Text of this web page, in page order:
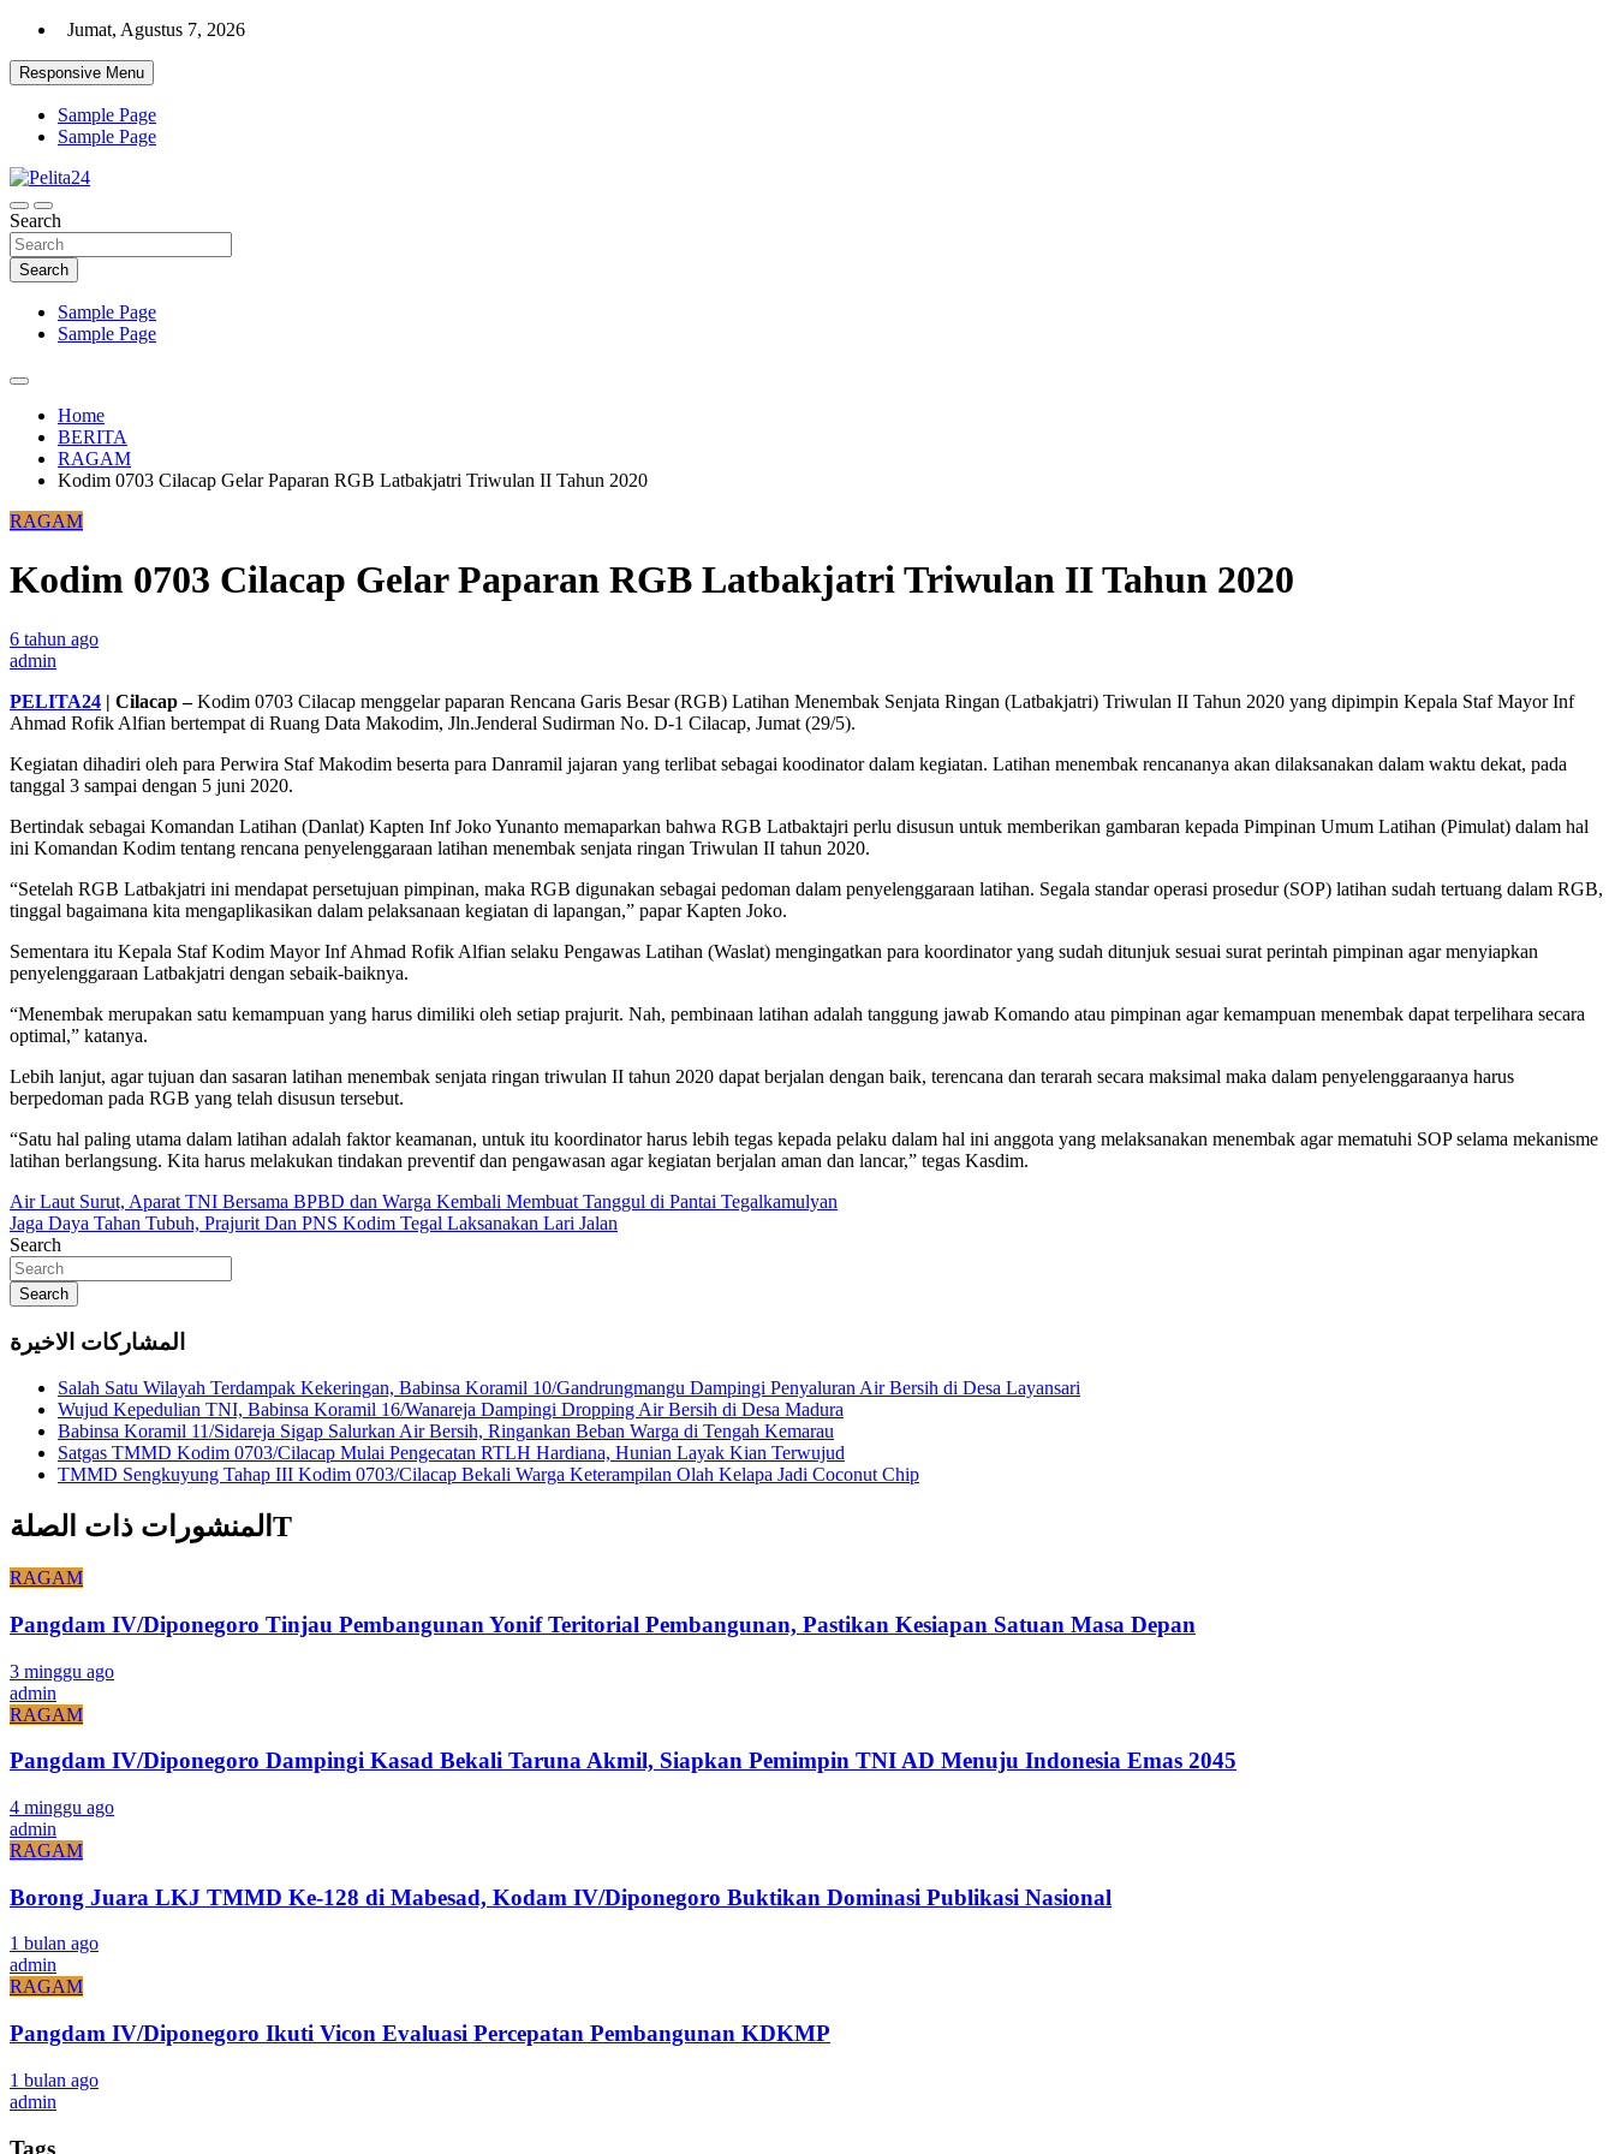
Skip
content
Jumat, Agustus 7, 2026
Responsive Menu
Sample Page
Sample Page
Pelita24
Aktual, Mendalam dan Terpercaya
Search
Search
Sample Page
Sample Page
Home
BERITA
RAGAM
Kodim 0703 Cilacap Gelar Paparan RGB Latbakjatri Triwulan II Tahun 2020
RAGAM
Kodim 0703 Cilacap Gelar Paparan RGB Latbakjatri Triwulan II Tahun 2020
6 tahun ago
admin
PELITA24 | Cilacap –Kodim 0703 Cilacap menggelar paparan Rencana Garis Besar (RGB) Latihan Menembak Senjata Ringan (Latbakjatri) Triwulan II Tahun 2020 yang dipimpin Kepala Staf Mayor Inf
Ahmad Rofik Alfian bertempat di Ruang Data Makodim, Jln.Jenderal Sudirman No. D-1 Cilacap, Jumat (29/5).
Kegiatan dihadiri oleh para Perwira Staf Makodim beserta para Danramil jajaran yang terlibat sebagai koodinator dalam kegiatan. Latihan menembak rencananya akan dilaksanakan dalam waktu dekat, pada
tanggal 3 sampai dengan 5 juni 2020.
Bertindak sebagai Komandan Latihan (Danlat) Kapten Inf Joko Yunanto memaparkan bahwa RGB Latbaktajri perlu disusun untuk memberikan gambaran kepada Pimpinan Umum Latihan (Pimulat) dalam hal
ini Komandan Kodim tentang rencana penyelenggaraan latihan menembak senjata ringan Triwulan II tahun 2020.
“Setelah RGB Latbakjatri ini mendapat persetujuan pimpinan, maka RGB digunakan sebagai pedoman dalam penyelenggaraan latihan. Segala standar operasi prosedur (SOP) latihan sudah tertuang dalam RGB,
tinggal bagaimana kita mengaplikasikan dalam pelaksanaan kegiatan di lapangan,” papar Kapten Joko.
Sementara itu Kepala Staf Kodim Mayor Inf Ahmad Rofik Alfian selaku Pengawas Latihan (Waslat) mengingatkan para koordinator yang sudah ditunjuk sesuai surat perintah pimpinan agar menyiapkan
penyelenggaraan Latbakjatri dengan sebaik-baiknya.
“Menembak merupakan satu kemampuan yang harus dimiliki oleh setiap prajurit. Nah, pembinaan latihan adalah tanggung jawab Komando atau pimpinan agar kemampuan menembak dapat terpelihara secara
optimal,” katanya.
Lebih lanjut, agar tujuan dan sasaran latihan menembak senjata ringan triwulan II tahun 2020 dapat berjalan dengan baik, terencana dan terarah secara maksimal maka dalam penyelenggaraanya harus
berpedoman pada RGB yang telah disusun tersebut.
“Satu hal paling utama dalam latihan adalah faktor keamanan, untuk itu koordinator harus lebih tegas kepada pelaku dalam hal ini anggota yang melaksanakan menembak agar mematuhi SOP selama mekanisme
latihan berlangsung. Kita harus melakukan tindakan preventif dan pengawasan agar kegiatan berjalan aman dan lancar,” tegas Kasdim.
Navigasi
pos
Air Laut Surut, Aparat TNI Bersama BPBD dan Warga Kembali Membuat Tanggul di Pantai Tegalkamulyan
Jaga Daya Tahan Tubuh, Prajurit Dan PNS Kodim Tegal Laksanakan Lari Jalan
Search
Search
المشاركات الاخيرة
Salah Satu Wilayah Terdampak Kekeringan, Babinsa Koramil 10/Gandrungmangu Dampingi Penyaluran Air Bersih di Desa Layansari
Wujud Kepedulian TNI, Babinsa Koramil 16/Wanareja Dampingi Dropping Air Bersih di Desa Madura
Babinsa Koramil 11/Sidareja Sigap Salurkan Air Bersih, Ringankan Beban Warga di Tengah Kemarau
Satgas TMMD Kodim 0703/Cilacap Mulai Pengecatan RTLH Hardiana, Hunian Layak Kian Terwujud
TMMD Sengkuyung Tahap III Kodim 0703/Cilacap Bekali Warga Keterampilan Olah Kelapa Jadi Coconut Chip
المنشورات ذات الصلةT
RAGAM
Pangdam IV/Diponegoro Tinjau Pembangunan Yonif Teritorial Pembangunan, Pastikan Kesiapan Satuan Masa Depan
3 minggu ago
admin
RAGAM
Pangdam IV/Diponegoro Dampingi Kasad Bekali Taruna Akmil, Siapkan Pemimpin TNI AD Menuju Indonesia Emas 2045
4 minggu ago
admin
RAGAM
Borong Juara LKJ TMMD Ke-128 di Mabesad, Kodam IV/Diponegoro Buktikan Dominasi Publikasi Nasional
1 bulan ago
admin
RAGAM
Pangdam IV/Diponegoro Ikuti Vicon Evaluasi Percepatan Pembangunan KDKMP
1 bulan ago
admin
Tags